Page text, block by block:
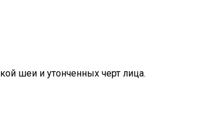
шеи и утонченных черт лица.